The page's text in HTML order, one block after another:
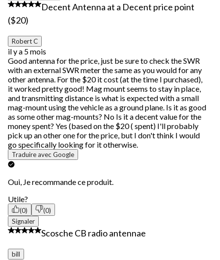
4 étoile(s) sur 5.
Decent Antenna at a Decent price point
($20)
Robert C
il y a 5 mois
Good antenna for the price, just be sure to check the SWR
with an external SWR meter the same as you would for any
other antenna. For the $20 it cost (at the time I purchased),
it worked pretty good! Mag mount seems to stay in place,
and transmitting distance is what is expected with a small
mag-mount using the vehicle as a ground plane. Is it as good
as some other mag-mounts? No Is it a decent value for the
money spent? Yes (based on the $20 ( spent) I'll probably
pick up an other one for the price, but I don't think I would
go specifically looking for it otherwise.
Traduire avec Google
Oui, Je recommande ce produit.
Utile?
(0)
(0)
Signaler
5 étoile(s) sur 5.
Scosche CB radio antennae
bill